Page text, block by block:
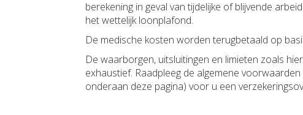
berekening in geval van tijdelijke of blijvende
het wettelijk loonplafond.
De medische kosten worden terugbetaald op
De waarborgen, uitsluitingen en limieten zoals
exhaustief. Raadpleeg de algemene
onderaan deze pagina) voor u een